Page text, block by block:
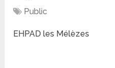
Public
EHPAD les Mélèzes